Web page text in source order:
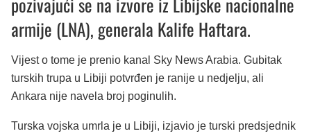
armije (LNA), generala Kalife Haftara.
Vijest o tome je prenio kanal Sky News Arabia. Gubitak
turskih trupa u Libiji potvrđen je ranije u nedjelju, ali
Ankara nije navela broj poginulih.
Turska vojska umrla je u Libiji, izjavio je turski predsjednik